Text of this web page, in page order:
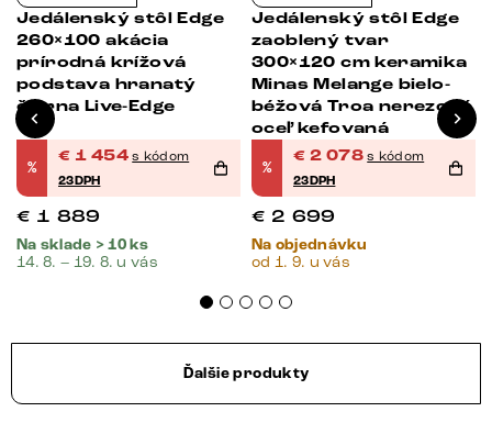
Jedálenský stôl Edge
260×100 akácia
prírodná krížová
podstava hranatý
čierna Live-Edge
%
€ 1 454 s kódom
23DPH
€ 1 889
Na sklade > 10 ks
14. 8. – 19. 8. u vás
Jedálenský stôl Edge
zaoblený tvar
300×120 cm keramika
Minas Melange bielo-
béžová Troa nerezová
oceľ kefovaná
%
€ 2 078 s kódom
23DPH
€ 2 699
Na objednávku
od 1. 9. u vás
Ďalšie produkty